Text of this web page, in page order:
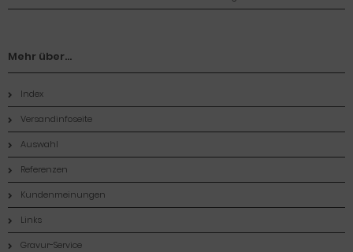
Mehr über...
Index
Versandinfoseite
Auswahl
Referenzen
Kundenmeinungen
Links
Gravur-Service